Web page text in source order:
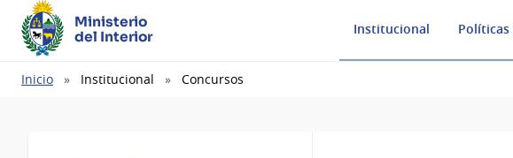
Ministerio
del Interior
Institucional Políticas
Ruta
Inicio Institucional Concursos